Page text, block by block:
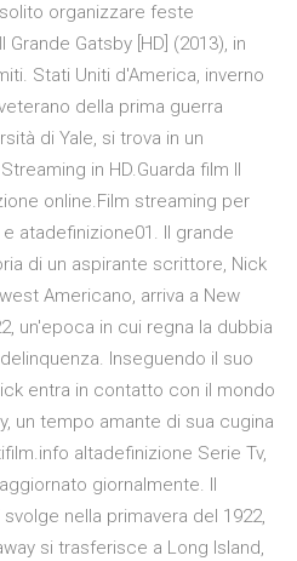
organizzare feste
Gatsby [HD] (2013), in
Stati Uniti d'America, inverno
della prima guerra
di Yale, si trova in un
in HD.Guarda film Il
online.Film streaming per
atadefinizione01. Il grande
di un aspirante scrittore, Nick
Americano, arriva a New
un'epoca in cui regna la dubbia
Inseguendo il suo
entra in contatto con il mondo
un tempo amante di sua cugina
altadefinizione Serie Tv,
giornalmente. Il
nella primavera del 1922,
si trasferisce a Long Island,